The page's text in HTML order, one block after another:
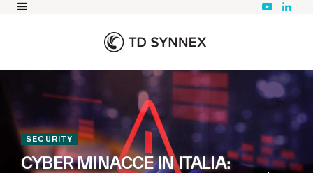
Y
b
L
d
n
SECURITY
CYBER MINACCE IN ITALIA: